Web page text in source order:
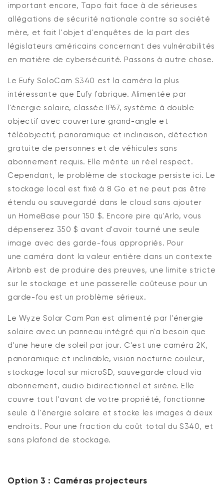
important encore, Tapo fait face à de sérieuses
allégations de sécurité nationale contre sa société
mère, et fait l'objet d'enquêtes de la part des
législateurs américains concernant des vulnérabilités
en matière de cybersécurité. Passons à autre chose.
Le Eufy SoloCam S340 est la caméra la plus
intéressante que Eufy fabrique. Alimentée par
l'énergie solaire, classée IP67, système à double
objectif avec couverture grand-angle et
téléobjectif, panoramique et inclinaison, détection
gratuite de personnes et de véhicules sans
abonnement requis. Elle mérite un réel respect.
Cependant, le problème de stockage persiste ici. Le
stockage local est fixé à 8 Go et ne peut pas être
étendu ou sauvegardé dans le cloud sans ajouter
un HomeBase pour 150 $. Encore pire qu'Arlo, vous
dépenserez 350 $ avant d'avoir tourné une seule
image avec des garde-fous appropriés. Pour
une caméra dont la valeur entière dans un contexte
Airbnb est de produire des preuves, une limite stricte
sur le stockage et une passerelle coûteuse pour un
garde-fou est un problème sérieux.
Le Wyze Solar Cam Pan est alimenté par l'énergie
solaire avec un panneau intégré qui n'a besoin que
d'une heure de soleil par jour. C'est une caméra 2K,
panoramique et inclinable, vision nocturne couleur,
stockage local sur microSD, sauvegarde cloud via
abonnement, audio bidirectionnel et sirène. Elle
couvre tout l'avant de votre propriété, fonctionne
seule à l'énergie solaire et stocke les images à deux
endroits. Pour une fraction du coût total du S340, et
sans plafond de stockage.
Option 3 : Caméras projecteurs